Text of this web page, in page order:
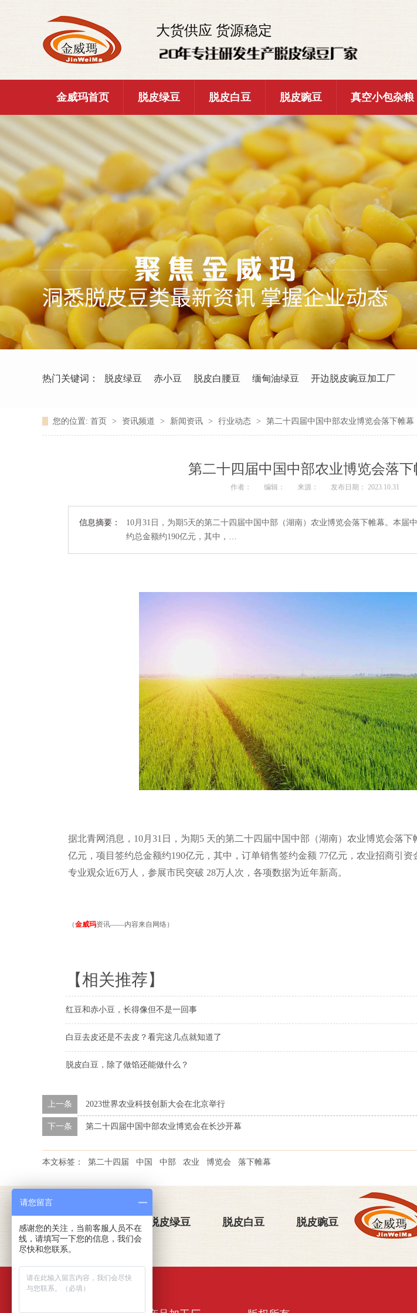
大货供应 货源稳定
金威玛首页 脱皮绿豆 脱皮白豆 脱皮豌豆 真空小包杂粮
热门关键词： 脱皮绿豆 赤小豆 脱皮白腰豆 缅甸油绿豆 开边脱皮豌豆加工厂
您的位置: 首页 > 资讯频道 > 新闻资讯 > 行业动态 > 第二十四届中国中部农业博览会落下帷幕
第二十四届中国中部农业博览会落下
作者： 编辑： 来源： 发布日期： 2023.10.31
信息摘要：
10月31日，为期5天的第二十四届中国中部（湖南）农业博览会落下帷幕。本届
约总金额约190亿元，其中，…
据北青网消息， 10月 31 日，为期5 天的第二十四届中国中部（湖南）农业博览会落
亿元，项目签约总金额约190亿元，其中，订单销售签约金额 77亿元，农业招商引资
专业观众近6万人，参展市民突破 28万人次，各项数据为近年新高。
（金威玛资讯——内容来自网络）
【相关推荐】
红豆和赤小豆，长得像但不是一回事
白豆去皮还是不去皮？看完这几点就知道了
脱皮白豆，除了做馅还能做什么？
上一条 2023世界农业科技创新大会在北京举行
下一条 第二十四届中国中部农业博览会在长沙开幕
本文标签： 第二十四届 中国 中部 农业 博览会 落下帷幕
关于金威玛 脱皮绿豆 脱皮白豆 脱皮豌豆
请您留言
感谢您的关注，当前客服人员不在
线，请填写一下您的信息，我们会
尽快和您联系。